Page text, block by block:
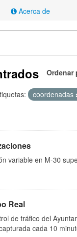
Acerca de
Ordenar
coordenadas
variable en M-30
Real
de tráfico del
cada 10